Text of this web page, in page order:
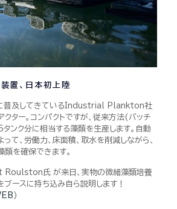
置、日本初上陸
普及してきているIndustrial Plankton社
クター。コンパクトですが、従来方法(バッチ
ク分に相当する藻類を生産します。自動
て、労働力、床面積、取水を削減しながら、
を確保できます。
氏 が来日、実物の微細藻類培養
ースに持ち込み自ら説明します！
)